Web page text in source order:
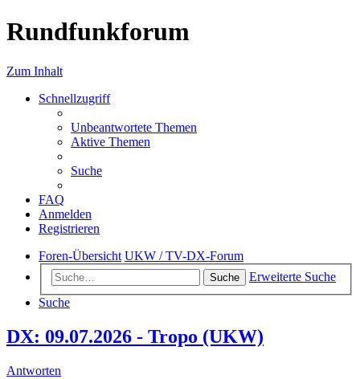
Rundfunkforum
Zum Inhalt
Schnellzugriff
Unbeantwortete Themen
Aktive Themen
Suche
FAQ
Anmelden
Registrieren
Foren-Übersicht UKW / TV-DX-Forum
Suche
Erweiterte Suche
Suche
DX: 09.07.2026 - Tropo (UKW)
Antworten